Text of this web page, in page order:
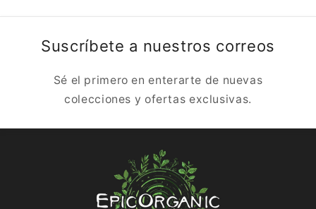
Suscríbete a nuestros correos
Sé el primero en enterarte de nuevas
colecciones y ofertas exclusivas.